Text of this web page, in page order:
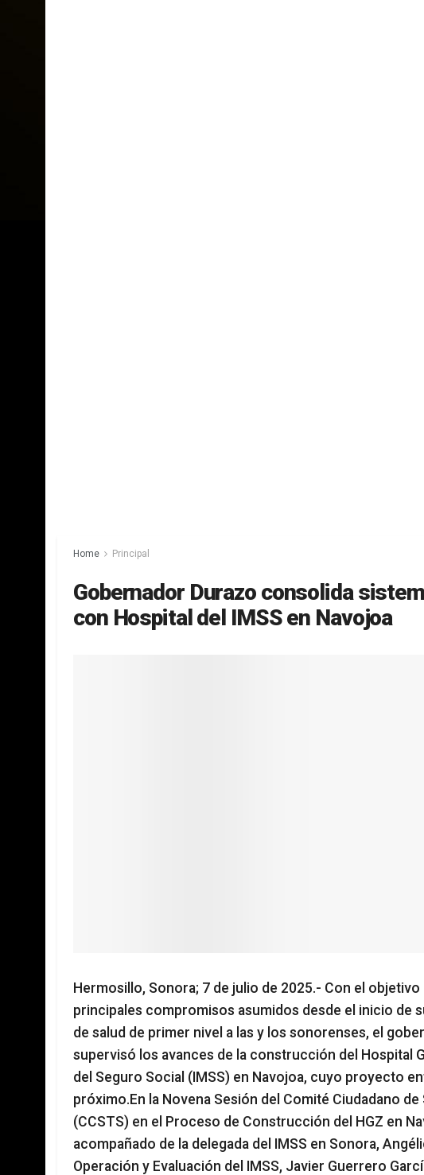
Home Principal
Gobernador Durazo consolida
con Hospital del IMSS en Navojoa
Hermosillo, Sonora; 7 de julio de 2025.- Con el
principales compromisos asumidos desde el inicio de
de salud de primer nivel a las y los sonorenses, el
supervisó los avances de la construcción del Hospital
del Seguro Social (IMSS) en Navojoa, cuyo proyecto
próximo.En la Novena Sesión del Comité Ciudadano
(CCSTS) en el Proceso de Construcción del HGZ en
acompañado de la delegada del IMSS en Sonora,
Operación y Evaluación del IMSS, Javier Guerrero